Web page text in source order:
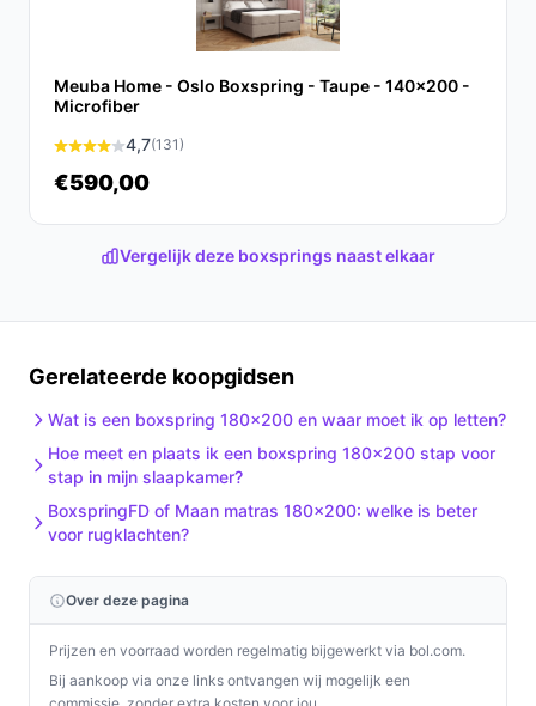
De combinatie van luxe en functionaliteit maakt het een
waardevolle toevoeging aan je slaapkamer.
Ontdek alle specificaties en vergelijk prijzen op beste-
boxspring.nl. Kies bewust wat perfect past bij jouw
behoeften!
Meuba Home - Oslo Boxspring - Taupe - 140x200 -
Microfiber
4,7(131)
€590,00
Vergelijk deze boxsprings naast elkaar
Gerelateerde koopgidsen
Wat is een boxspring 180x200 en waar moet ik op letten?
Hoe meet en plaats ik een boxspring 180x200 stap voor
stap in mijn slaapkamer?
BoxspringFD of Maan matras 180x200: welke is beter
voor rugklachten?
Over deze pagina
Prijzen en voorraad worden regelmatig bijgewerkt via bol.com.
Bij aankoop via onze links ontvangen wij mogelijk een